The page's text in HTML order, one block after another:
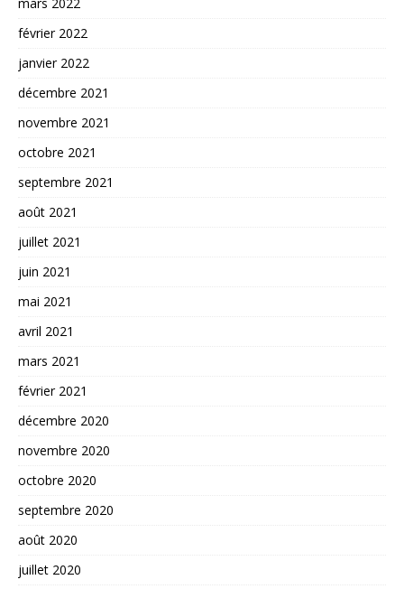
février 2022
janvier 2022
décembre 2021
novembre 2021
octobre 2021
septembre 2021
août 2021
juillet 2021
juin 2021
mai 2021
avril 2021
mars 2021
février 2021
décembre 2020
novembre 2020
octobre 2020
septembre 2020
août 2020
juillet 2020